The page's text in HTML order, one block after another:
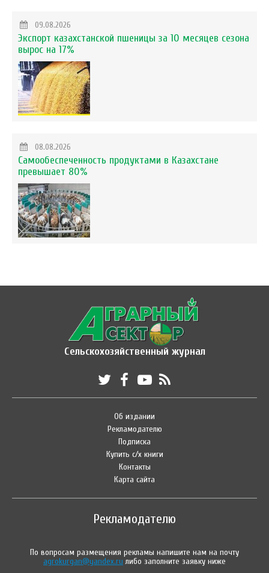
09.08.2026
Экспорт казахстанской пшеницы за 10 месяцев сезона
вырос на 17%
08.08.2026
Самообеспеченность продуктами в Казахстане
превышает 80%
Сельскохозяйственный журнал
Об издании
Рекламодателю
Подписка
Купить с/х книги
Контакты
Карта сайта
Рекламодателю
По вопросам размещения рекламы напишите нам на почту
agrokurgan@yandex.ru либо заполните заявку ниже